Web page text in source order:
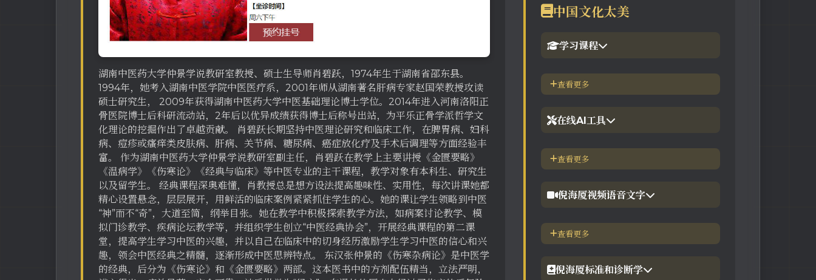
湖南中医药大学仲景学说教研室教授、硕士生导师肖碧跃，1974年生于湖南省邵东县。
1994年，她考入湖南中医学院中医医疗系，2001年师从湖南著名肝病专家赵国荣教授攻读
硕士研究生， 2009年获得湖南中医药大学中医基础理论博士学位。2014年进入河南洛阳正
骨医院博士后科研流动站，2年后以优异成绩获得博士后称号出站，为平乐正骨学派哲学文
化理论的挖掘作出了卓越贡献。 肖碧跃长期坚持中医理论研究和临床工作，在脾胃病、妇科
病、痘疹或瘙痒类皮肤病、肝病、关节病、糖尿病、癌症放化疗及手术后调理等方面经验丰
富。 作为湖南中医药大学仲景学说教研室副主任，肖碧跃在教学上主要讲授《金匮要略》
《温病学》《伤寒论》《经典与临床》等中医专业的主干课程，教学对象有本科生、研究生
以及留学生。 经典课程深奥难懂，肖教授总是想方设法提高趣味性、实用性，每次讲课她都
精心设置悬念，层层展开，用鲜活的临床案例紧紧抓住学生的心。她的课让学生领略到中医
“神”而不“奇”，大道至简，纲举目张。她在教学中积极探索教学方法，如病案讨论教学、模
拟门诊教学、疾病论坛教学等，并组织学生创立“中医经典协会”，开展经典课程的第二课
堂，提高学生学习中医的兴趣，并以自己在临床中的切身经历激励学生学习中医的信心和兴
趣，领会中医经典之精髓，逐渐形成中医思辨特点。 东汉张仲景的《伤寒杂病论》是中医学
的经典，后分为《伤寒论》和《金匮要略》两部。这本医书中的方剂配伍精当，立法严明，
中国文化太美
学习课程
1.倪海厦官网备份版
查看更多
在线AI工具
【工具】紫微斗数命理分析
查看更多
倪海厦视频语音文字
【视频】倪海厦-针灸大成
查看更多
倪海厦标准和诊断学